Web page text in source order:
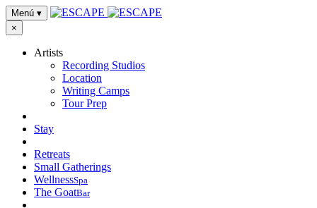
Menú ▾
×
Artists
Recording Studios
Location
Writing Camps
Tour Prep
Stay
Retreats
Small Gatherings
WellnessSpa
The GoatBar